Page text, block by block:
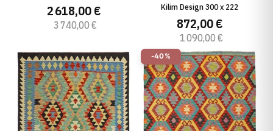
2 618,00 €
3 740,00 €
Kilim Design 300 x 222
872,00 €
1 090,00 €
-40%